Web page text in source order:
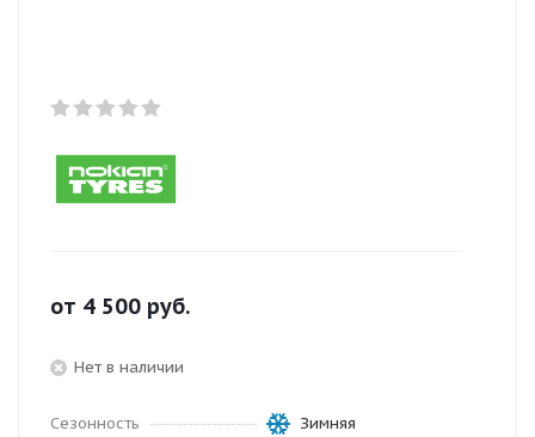
от 4 500 руб.
Нет в наличии
Сезонность
Зимняя